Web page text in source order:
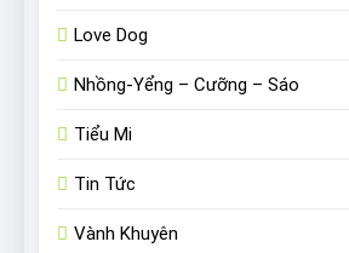
Love Dog
Nhồng-Yểng – Cưỡng – Sáo
Tiểu Mi
Tin Tức
Vành Khuyên